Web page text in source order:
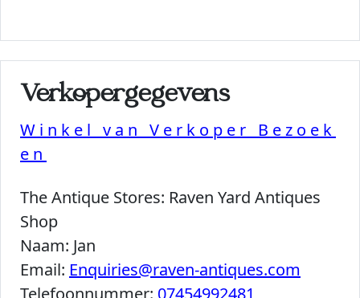
Verkopergegevens
Winkel van Verkoper Bezoek
en
The Antique Stores: Raven Yard Antiques
Shop
Naam: Jan
Email: Enquiries@raven-antiques.com